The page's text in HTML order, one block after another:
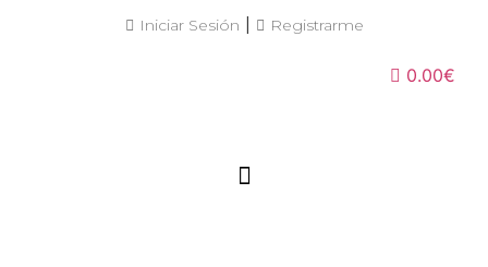
Iniciar Sesión Registrarme
0.00€